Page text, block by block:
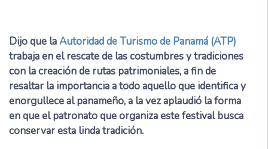
Dijo que laAutoridad de Turismo de Panamá (ATP)
trabaja en el rescate de las costumbres y tradiciones
con la creación de rutas patrimoniales, a fin de
resaltar la importancia a todo aquello que identifica y
enorgullece al panameño, a la vez aplaudió la forma
en que el patronato que organiza este festival busca
conservar esta linda tradición.